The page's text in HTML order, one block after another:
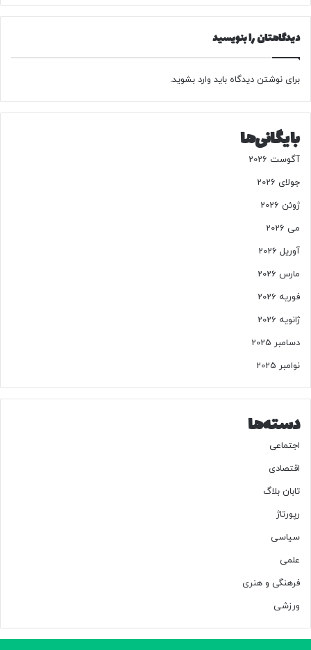
ه
ر
ن
د
ج
ز
ی
ت
ق
م
ت
دیدگاهتان را بنویسید
برای نوشتن دیدگاه باید وارد بشوید.
بایگانی‌ها
آگوست 2026
جولای 2026
ژوئن 2026
می 2026
آوریل 2026
مارس 2026
فوریه 2026
ژانویه 2026
دسامبر 2025
نوامبر 2025
دسته‌ها
اجتماعی
اقتصادی
تابان بلاگ
رپورتاژ
سیاسی
علمی
فرهنگی و هنری
ورزشی